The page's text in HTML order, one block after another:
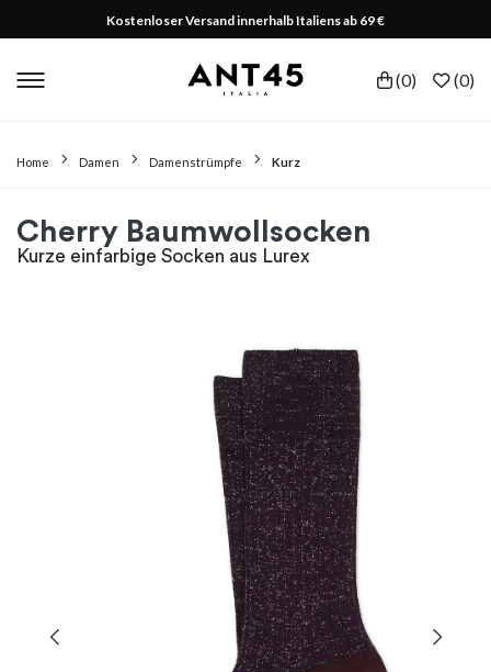
Kostenloser Versand innerhalb Italiens ab 69 €
(0) (0)
Home Damen Damenstrümpfe Kurz
Cherry Baumwollsocken
Kurze einfarbige Socken aus Lurex